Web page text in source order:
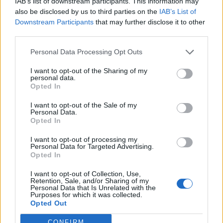
also be disclosed by us to third parties on the IAB’s List of
Downstream Participants that may further disclose it to other
Personal Data Processing Opt Outs
I want to opt-out of the Sharing of my
personal data.
Opted In
I want to opt-out of the Sale of my
Personal Data.
Opted In
I want to opt-out of processing my
Personal Data for Targeted Advertising.
Opted In
I want to opt-out of Collection, Use,
Retention, Sale, and/or Sharing of my
Personal Data that Is Unrelated with the
Purposes for which it was collected.
Opted Out
17 Agustin Meli Coghinas Calcio 9
Sidi Cisse Kaba Bosa